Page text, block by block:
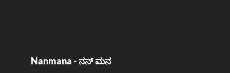
Nanmana - ನನ್ ಮನ